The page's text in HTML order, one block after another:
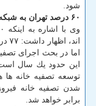
شود.
۶۰ درصد تهران به شبكه فاضلاب وصل شده است
اما در بحث اجرای
این حدود یك سال است
توسعه تصفیه خانه ها
شدن تصفیه خانه
برابر خواهد شد.